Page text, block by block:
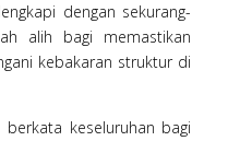
dengan sekurang-
alih bagi memastikan
kebakaran struktur di
keseluruhan bagi